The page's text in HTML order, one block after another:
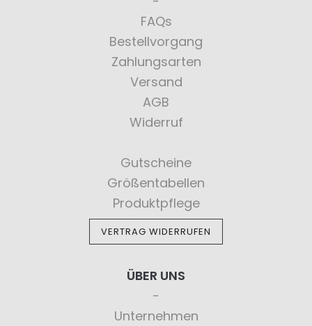
FAQs
Bestellvorgang
Zahlungsarten
Versand
AGB
Widerruf
Gutscheine
Größentabellen
Produktpflege
VERTRAG WIDERRUFEN
ÜBER UNS
Unternehmen